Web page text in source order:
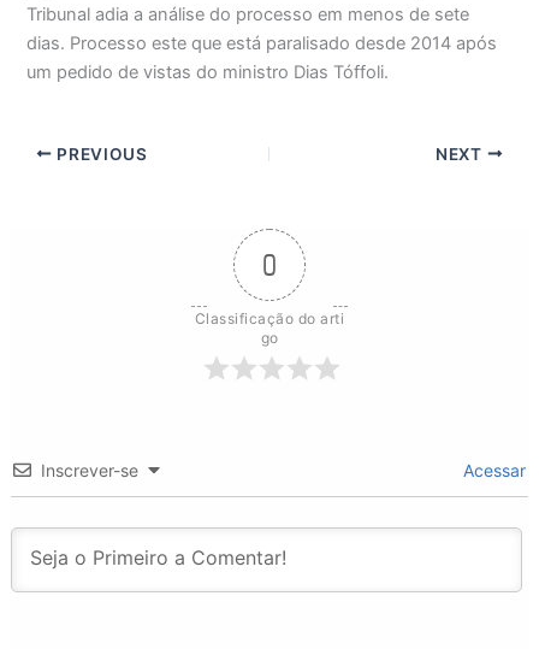
Tribunal adia a análise do processo em menos de sete
dias. Processo este que está paralisado desde 2014 após
um pedido de vistas do ministro Dias Tóffoli.
PREVIOUS NEXT
0
Classificação do arti
go
Inscrever-se Acessar